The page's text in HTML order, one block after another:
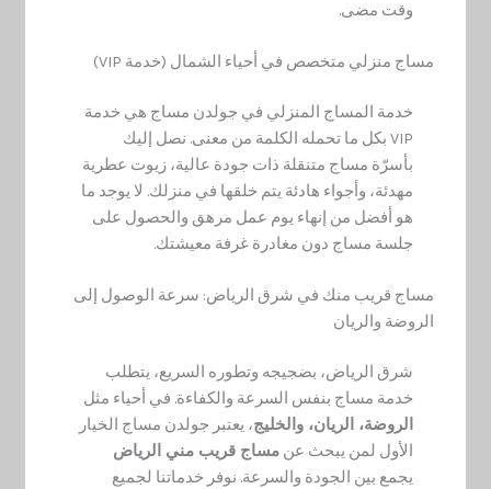
وقت مضى.
مساج منزلي متخصص في أحياء الشمال (خدمة VIP)
خدمة المساج المنزلي في جولدن مساج هي خدمة
VIP بكل ما تحمله الكلمة من معنى. نصل إليك
بأسرّة مساج متنقلة ذات جودة عالية، زيوت عطرية
مهدئة، وأجواء هادئة يتم خلقها في منزلك. لا يوجد ما
هو أفضل من إنهاء يوم عمل مرهق والحصول على
جلسة مساج دون مغادرة غرفة معيشتك.
مساج قريب منك في شرق الرياض: سرعة الوصول إلى
الروضة والريان
شرق الرياض، بضجيجه وتطوره السريع، يتطلب
خدمة مساج بنفس السرعة والكفاءة. في أحياء مثل
الروضة، الريان، والخليج، يعتبر جولدن مساج الخيار
الأول لمن يبحث عنمساج قريب مني الرياض
يجمع بين الجودة والسرعة. نوفر خدماتنا لجميع